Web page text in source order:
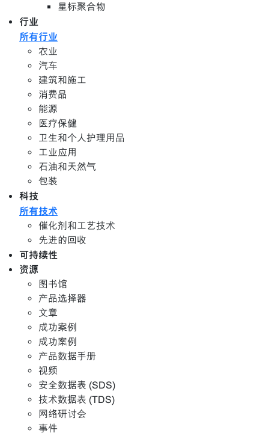
星标聚合物
行业
所有行业
农业
汽车
建筑和施工
消费品
能源
医疗保健
卫生和个人护理用品
工业应用
石油和天然气
包装
科技
所有技术
催化剂和工艺技术
先进的回收
可持续性
资源
图书馆
产品选择器
文章
成功案例
成功案例
产品数据手册
视频
安全数据表 (SDS)
技术数据表 (TDS)
网络研讨会
事件